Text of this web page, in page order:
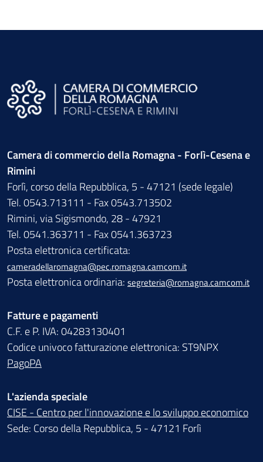
Camera di commercio della Romagna - Forlì-Cesena e
Rimini
Forlì, corso della Repubblica, 5 - 47121 (sede legale)
Tel. 0543.713111 - Fax 0543.713502
Rimini, via Sigismondo, 28 - 47921
Tel. 0541.363711 - Fax 0541.363723
Posta elettronica certificata:
cameradellaromagna@pec.romagna.camcom.it
Posta elettronica ordinaria: segreteria@romagna.camcom.it
Fatture e pagamenti
C.F. e P. IVA: 04283130401
Codice univoco fatturazione elettronica: ST9NPX
PagoPA
L'azienda speciale
CISE - Centro per l'innovazione e lo sviluppo economico
Sede: Corso della Repubblica, 5 - 47121 Forlì